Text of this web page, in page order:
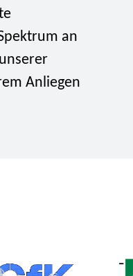
an
Anliegen